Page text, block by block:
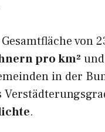
von
pro km²
in der
.